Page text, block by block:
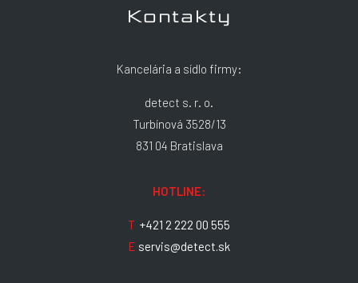
Kontakty
Kancelária a sídlo firmy:
detect s. r. o.
Turbínová 3528/13
831 04 Bratislava
HOTLINE:
T +421 2 222 00 555
E servis@detect.sk